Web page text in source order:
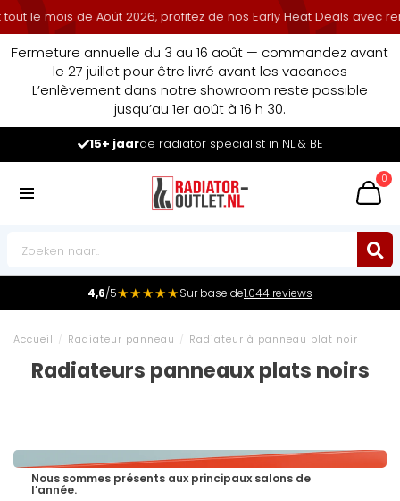
de Août 2026, profitez de nos Early Heat Deals avec remise
Fermeture annuelle du 3 au 16 août — commandez avant
le 27 juillet pour être livré avant les vacances
L’enlèvement dans notre showroom reste possible
jusqu’au 1er août à 16 h 30.
Leader du marchédes radiateurs au Benelux
0
4,6/5★★★★★Sur base de1.044 reviews
Accueil / Radiateur panneau / Radiateur à panneau plat noir
Radiateurs panneaux plats noirs
Nous sommes présents aux principaux salons de
l’année.